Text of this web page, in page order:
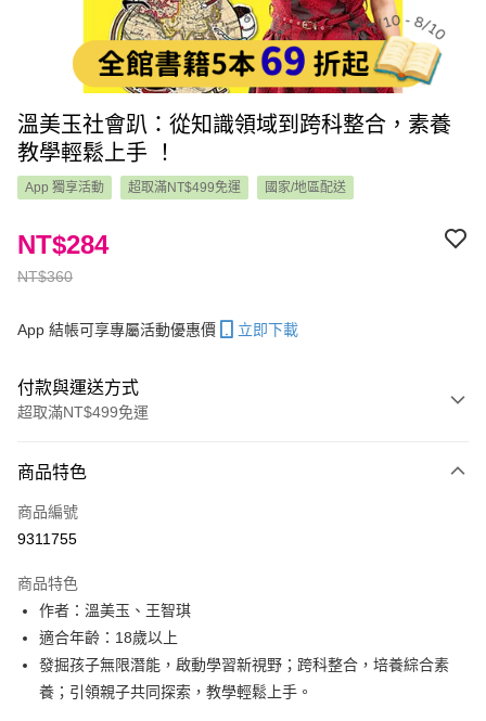
溫美玉社會趴：從知識領域到跨科整合，素養
教學輕鬆上手 ！
App 獨享活動 超取滿NT$499免運 國家/地區配送
NT$360
NT$284
App 結帳可享專屬活動優惠價 立即下載
付款與運送方式
超取滿NT$499免運
信用卡一次付款
LINE Pay
大哥付你分期
相關說明
【大哥付你分期使用說明】
1.本服務由台灣大哥大提供，台灣大哥大用戶可立即使用無須另外申請。
2.付款方式選擇「大哥付你分期」，訂單成立後會自動跳轉到大哥付的交易
AFTEE先享後付
相關說明
商品特色
商品編號
9311755
商品特色
作者：溫美玉、王智琪
適合年齡：18歲以上
發掘孩子無限潛能，啟動學習新視野；跨科整合，培養綜合素
養；引領親子共同探索，教學輕鬆上手。